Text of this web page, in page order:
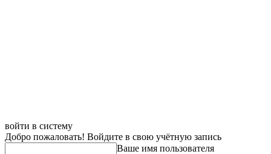
войти в систему
Добро пожаловать! Войдите в свою учётную запись
Ваше имя пользователя